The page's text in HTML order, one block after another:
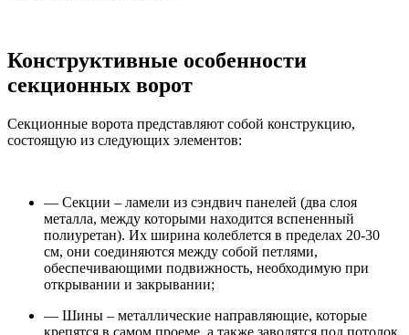
Конструктивные особенности
секционных ворот
Секционные ворота представляют собой конструкцию,
состоящую из следующих элементов:
— Секции – ламели из сэндвич панелей (два слоя
металла, между которыми находится вспененный
полиуретан). Их ширина колеблется в пределах 20-30
см, они соединяются между собой петлями,
обеспечивающими подвижность, необходимую при
открывании и закрывании;
— Шины – металлические направляющие, которые
крепятся в самом проеме, а также заводятся под потолок